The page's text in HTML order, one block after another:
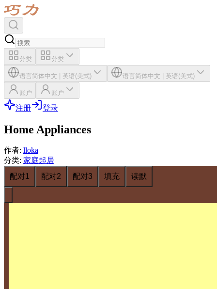
分类 分类
语言简体中文 | 英语(美式) 语言简体中文 | 英语(美式)
账户 账户
注册 登录
Home Appliances
作者: lloka
分类: 家庭起居
配对1
配对2 配对3 填充 读默